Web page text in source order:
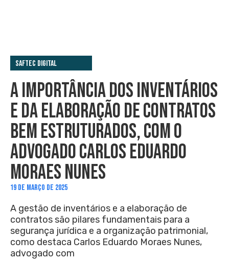
Saftec Digital
A IMPORTÂNCIA DOS INVENTÁRIOS
E DA ELABORAÇÃO DE CONTRATOS
BEM ESTRUTURADOS, COM O
ADVOGADO CARLOS EDUARDO
MORAES NUNES
19 DE MARÇO DE 2025
A gestão de inventários e a elaboração de
contratos são pilares fundamentais para a
segurança jurídica e a organização patrimonial,
como destaca Carlos Eduardo Moraes Nunes,
advogado com